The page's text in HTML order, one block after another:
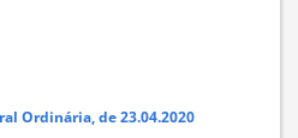
Ordinária, de 23.04.2020